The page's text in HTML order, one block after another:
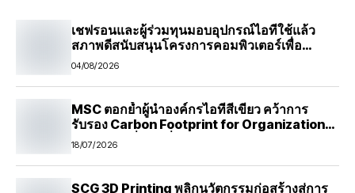
เชฟรอนและผู้ร่วมทุนมอบอุปกรณ์ไอทีใช้แล้ว
สภาพดีสนับสนุนโครงการคอมพิวเตอร์เพื่อ
น้อง มูลนิธิกระจกเงา
04/08/2026
MSC ตอกย้ำผู้นำองค์กรไอทีสีเขียว คว้าการ
รับรอง Carbon Footprint for Organization
(CFO) ต่อเนื่อง ปีที่ 2เดินหน้าสู่ Carbon
ยั่งยืนในทุกมิติ
18/07/2026
SCG 3D Printing พลิกนวัตกรรมก่อสร้างสู่การ